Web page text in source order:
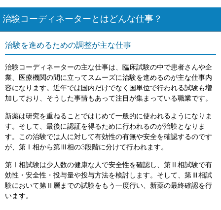
治験コーディネーターとはどんな仕事？
治験を進めるための調整が主な仕事
治験コーディネーターの主な仕事は、臨床試験の中で患者さんや企
業、医療機関の間に立ってスムーズに治験を進めるのが主な仕事内
容になります。近年では国内だけでなく国単位で行われる試験も増
加しており、そうした事情もあって注目が集まっている職業です。
新薬は研究を重ねることではじめて一般的に使われるようになりま
す。そして、最後に認証を得るために行われるのが治験となりま
す。この治験では人に対して有効性の有無や安全を確認するのです
が、第Ⅰ相から第Ⅲ相の3段階に分けて行われます。
第Ⅰ相試験は少人数の健康な人で安全性を確認し、第Ⅱ相試験で有
効性・安全性・投与量や投与方法を検討します。そして、第Ⅲ相試
験において第Ⅱ層までの試験をもう一度行い、新薬の最終確認を行
います。